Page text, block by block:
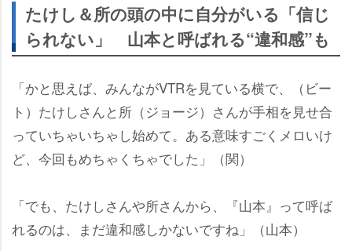
たけし＆所の頭の中に自分がいる「信じ
られない」 山本と呼ばれる“違和感”も
「かと思えば、みんながVTRを見ている横で、（ビー
ト）たけしさんと所（ジョージ）さんが手相を見せ合
っていちゃいちゃし始めて。ある意味すごくメロいけ
ど、今回もめちゃくちゃでした」（関）
「でも、たけしさんや所さんから、『山本』って呼ば
れるのは、まだ違和感しかないですね」（山本）